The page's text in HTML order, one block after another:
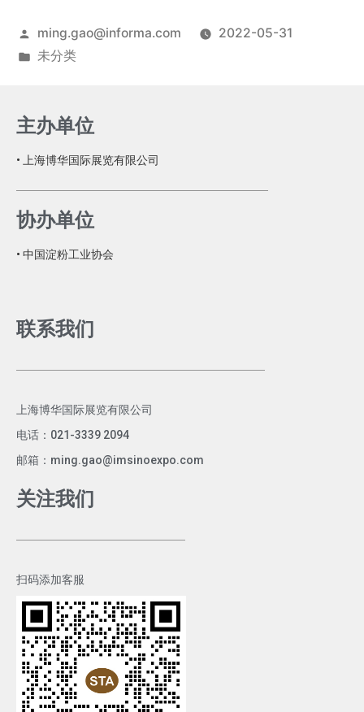
ming.gao@informa.com
2022-05-31
未分类
主办单位
• 上海博华国际展览有限公司
协办单位
• 中国淀粉工业协会
联系我们
上海博华国际展览有限公司
电话：021-3339 2094
邮箱：ming.gao@imsinoexpo.com
关注我们
扫码添加客服